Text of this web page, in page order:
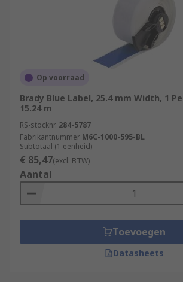
Op voorraad
Brady Blue Label, 25.4 mm Width, 1
15.24 m
RS-stocknr. 284-5787
Fabrikantnummer M6C-1000-595-BL
Subtotaal (1 eenheid)
€ 85,47(excl. BTW)
Aantal
Toevoegen
Datasheets